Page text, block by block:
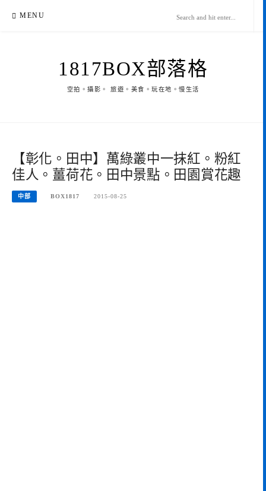
MENU
1817BOX部落格
空拍。攝影。 旅遊。美食。玩在地。慢生活
【彰化。田中】萬綠叢中一抹紅。粉紅
佳人。薑荷花。田中景點。田園賞花趣
中部 BOX1817 2015-08-25